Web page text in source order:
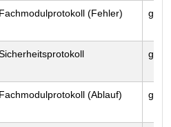
(Fehler)
(Ablauf)